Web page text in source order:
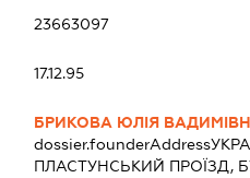
23663097
17.12.95
БРИКОВА ЮЛІЯ
dossier.founderAddress
ПЛАСТУНСЬКИЙ ПРОЇЗД,